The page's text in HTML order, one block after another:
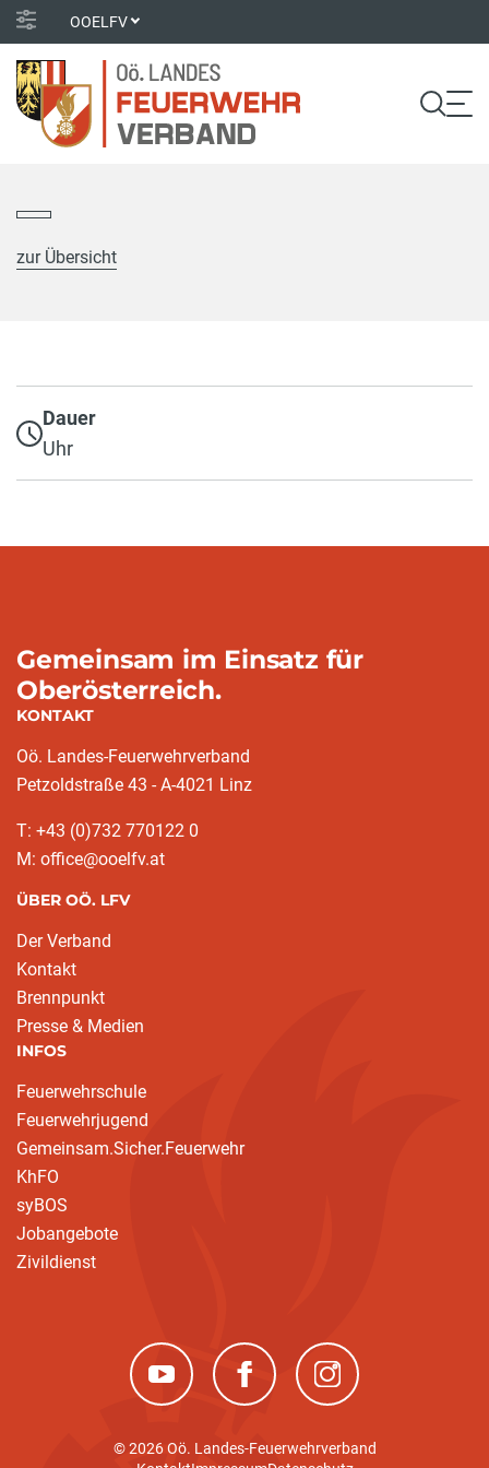
OOELFV
zur Übersicht
Dauer
Uhr
Gemeinsam im Einsatz für
Oberösterreich.
KONTAKT
Oö. Landes-Feuerwehrverband
Petzoldstraße 43 - A-4021 Linz
T: +43 (0)732 770122 0
M: office@ooelfv.at
ÜBER OÖ. LFV
Der Verband
Kontakt
Brennpunkt
Presse & Medien
INFOS
Feuerwehrschule
Feuerwehrjugend
Gemeinsam.Sicher.Feuerwehr
KhFO
syBOS
Jobangebote
Zivildienst
(neues Fenster)(neues Fenster)(neues Fenster)
© 2026 Oö. Landes-Feuerwehrverband